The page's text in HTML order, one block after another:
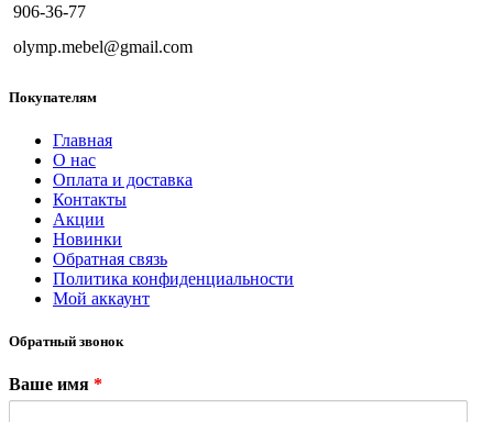
906-36-77
olymp.mebel@gmail.com
Покупателям
Главная
О нас
Оплата и доставка
Контакты
Акции
Новинки
Обратная связь
Политика конфиденциальности
Мой аккаунт
Обратный звонок
Ваше имя *